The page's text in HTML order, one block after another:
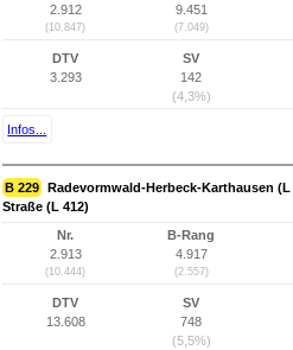
2.912
(10.847)
9.451
(7.049)
DTV
3.293
SV
142
(4,3%)
Infos...
B 229 Radevormwald-Herbeck-Karthausen
Straße (L 412)
Nr.
2.913
(10.444)
B-Rang
4.917
(2.557)
DTV
13.608
SV
748
(5,5%)